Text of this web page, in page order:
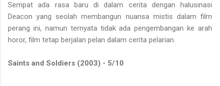
Sempat ada rasa baru di dalam cerita dengan halusinasi
Deacon yang seolah membangun nuansa mistis dalam film
perang ini, namun ternyata tidak ada pengembangan ke arah
horor, film tetap berjalan pelan dalam cerita pelarian.
Saints and Soldiers (2003) - 5/10